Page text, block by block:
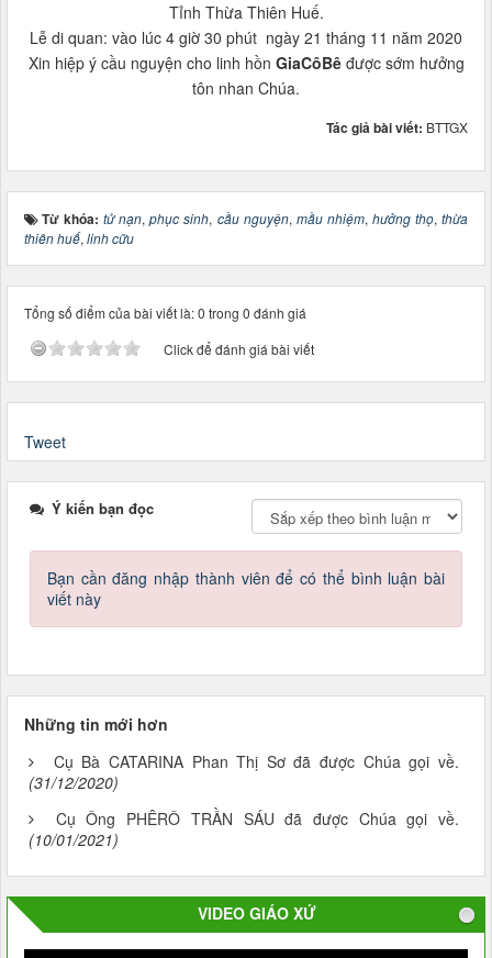
Tỉnh Thừa Thiên Huế.
Lễ di quan: vào lúc 4 giờ 30 phút ngày 21 tháng 11 năm 2020
Xin hiệp ý cầu nguyện cho linh hồn GiaCôBêđược sớm hưởng
tôn nhan Chúa.
Tác giả bài viết: BTTGX
Từ khóa:tử nạn,phục sinh, cầu nguyện, mầu nhiệm, hưởng thọ,thừa
thiên huế, linh cữu
Tổng số điểm của bài viết là: 0 trong 0 đánh giá
Click để đánh giá bài viết
Tweet
Ý kiến bạn đọc
Bạn cần đăng nhập thành viên để có thể bình luận bài
viết này
Những tin mới hơn
Cụ Bà CATARINA Phan Thị Sơ đã được Chúa gọi về.
(31/12/2020)
Cụ Ông PHÊRÔ TRẦN SÁU đã được Chúa gọi về.
(10/01/2021)
VIDEO GIÁO XỨ